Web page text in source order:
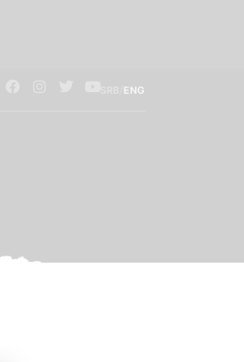
ENG